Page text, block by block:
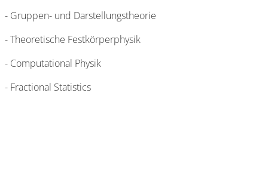
- Gruppen- und Darstellungstheorie
- Theoretische Festkörperphysik
- Computational Physik
- Fractional Statistics